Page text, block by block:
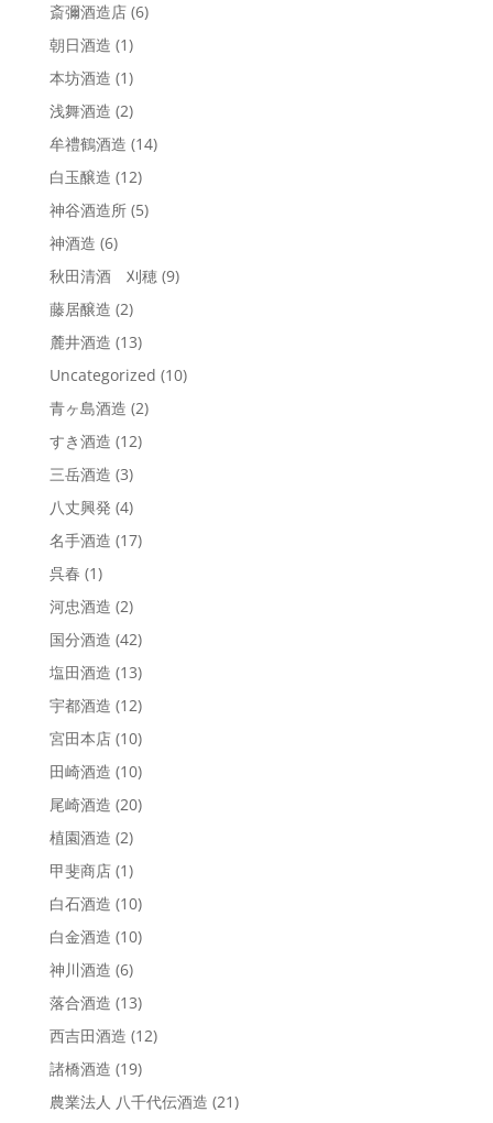
斎彌酒造店 (6)
朝日酒造 (1)
本坊酒造 (1)
浅舞酒造 (2)
牟禮鶴酒造 (14)
白玉醸造 (12)
神谷酒造所 (5)
神酒造 (6)
秋田清酒 刈穂 (9)
藤居醸造 (2)
麓井酒造 (13)
Uncategorized (10)
青ヶ島酒造 (2)
すき酒造 (12)
三岳酒造 (3)
八丈興発 (4)
名手酒造 (17)
呉春 (1)
河忠酒造 (2)
国分酒造 (42)
塩田酒造 (13)
宇都酒造 (12)
宮田本店 (10)
田崎酒造 (10)
尾崎酒造 (20)
植園酒造 (2)
甲斐商店 (1)
白石酒造 (10)
白金酒造 (10)
神川酒造 (6)
落合酒造 (13)
西吉田酒造 (12)
諸橋酒造 (19)
農業法人 八千代伝酒造 (21)